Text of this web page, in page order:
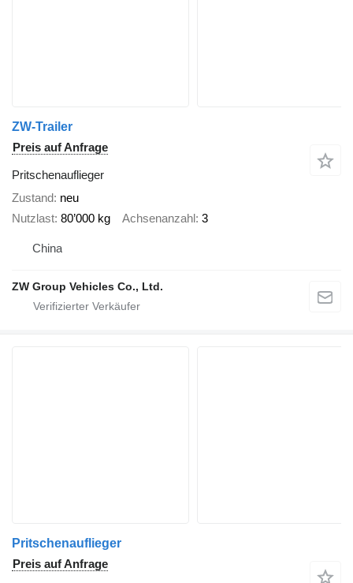
ZW-Trailer
Preis auf Anfrage
Pritschenauflieger
Zustand neu
Nutzlast 80’000 kg Achsenanzahl 3
China
ZW Group Vehicles Co., Ltd.
Pritschenauflieger
Preis auf Anfrage